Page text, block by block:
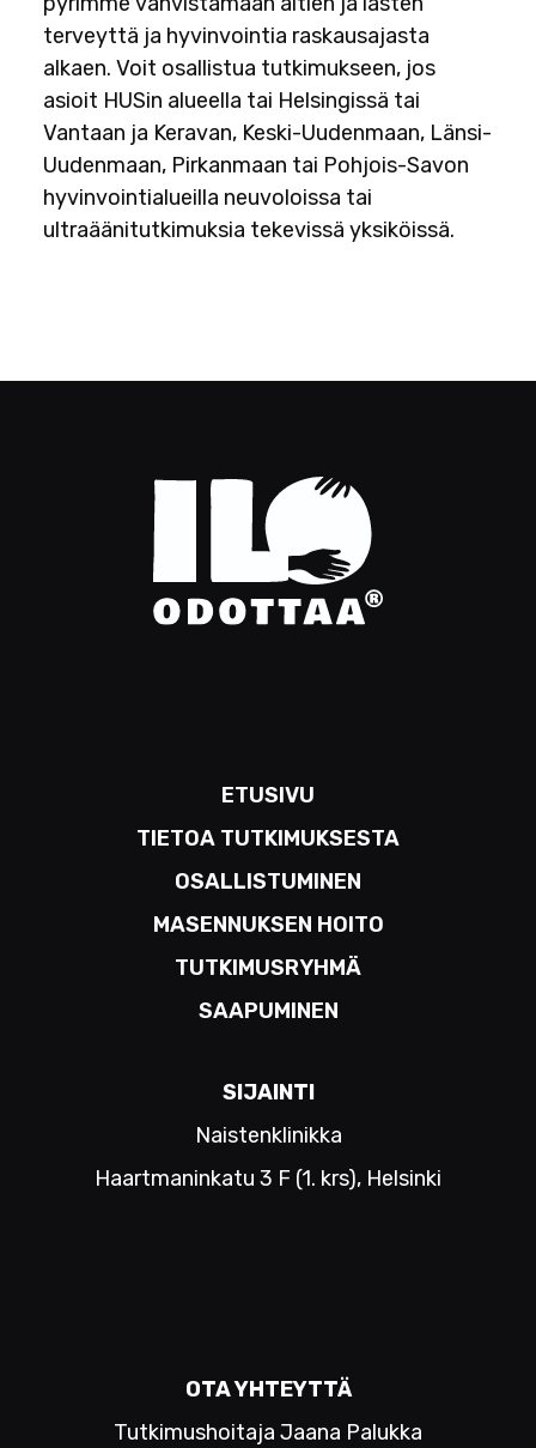
terveyttä ja hyvinvointia raskausajasta
alkaen. Voit osallistua tutkimukseen, jos
asioit HUSin alueella tai Helsingissä tai
Vantaan ja Keravan, Keski-Uudenmaan, Länsi-
Uudenmaan, Pirkanmaan tai Pohjois-Savon
hyvinvointialueilla neuvoloissa tai
ultraäänitutkimuksia tekevissä yksiköissä.
ETUSIVU
TIETOA TUTKIMUKSESTA
OSALLISTUMINEN
MASENNUKSEN HOITO
TUTKIMUSRYHMÄ
SAAPUMINEN
SIJAINTI
Naistenklinikka
Haartmaninkatu 3 F (1. krs), Helsinki
OTA YHTEYTTÄ
Tutkimushoitaja Jaana Palukka